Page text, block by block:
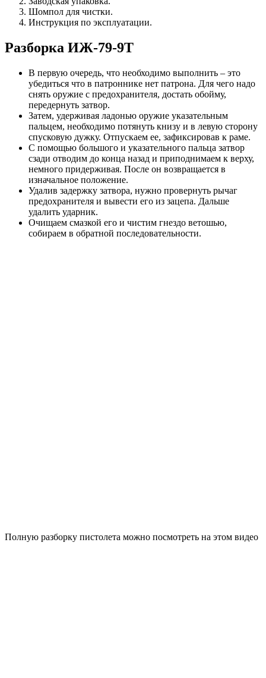
Шомпол для чистки.
Инструкция по эксплуатации.
Разборка ИЖ-79-9Т
В первую очередь, что необходимо выполнить – это
убедиться что в патроннике нет патрона. Для чего надо
снять оружие с предохранителя, достать обойму,
передернуть затвор.
Затем, удерживая ладонью оружие указательным
пальцем, необходимо потянуть книзу и в левую сторону
спусковую дужку. Отпускаем ее, зафиксировав к раме.
С помощью большого и указательного пальца затвор
сзади отводим до конца назад и приподнимаем к верху,
немного придерживая. После он возвращается в
изначальное положение.
Удалив задержку затвора, нужно провернуть рычаг
предохранителя и вывести его из зацепа. Дальше
удалить ударник.
Очищаем смазкой его и чистим гнездо ветошью,
собираем в обратной последовательности.
Полную разборку пистолета можно посмотреть на этом видео